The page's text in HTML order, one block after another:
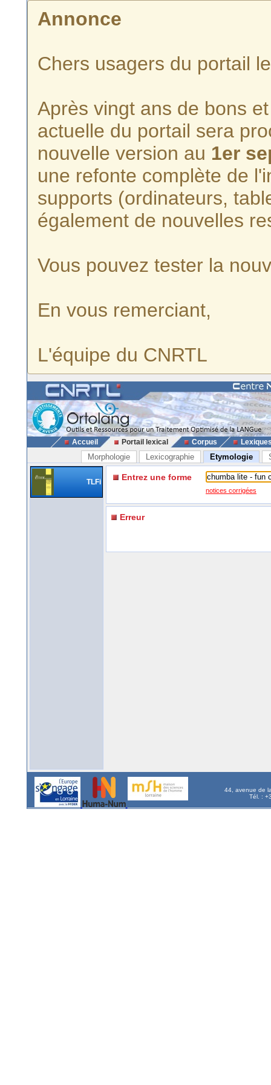
Annonce
Chers usagers du portail
Après vingt ans de bons
actuelle du portail sera
nouvelle version au 1er
une refonte complète de
supports (ordinateurs,
également de nouvelles
Vous pouvez tester la
En vous remerciant,
L'équipe du CNRTL
Accueil Portail lexical Corpus
Morphologie Lexicographie Etymologie
TLFi Entrez une forme
notices corrigées
Erreur
44, avenue de
Tél. :